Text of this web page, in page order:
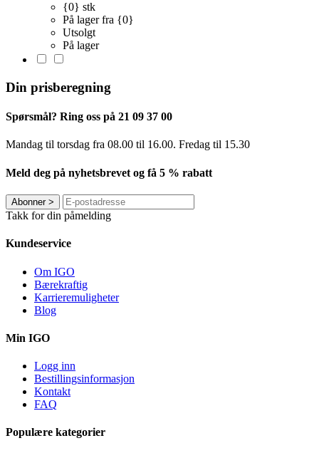
{0} stk
På lager fra {0}
Utsolgt
På lager
Din prisberegning
Spørsmål? Ring oss på 21 09 37 00
Mandag til torsdag ​​fra 08.00 til 16.00. Fredag til 15.30
Meld deg på nyhetsbrevet og få 5 % rabatt
Abonner>
Takk for din påmelding
Kundeservice
Om IGO
Bærekraftig
Karrieremuligheter
Blog
Min IGO
Logg inn
Bestillingsinformasjon
Kontakt
FAQ
Populære kategorier